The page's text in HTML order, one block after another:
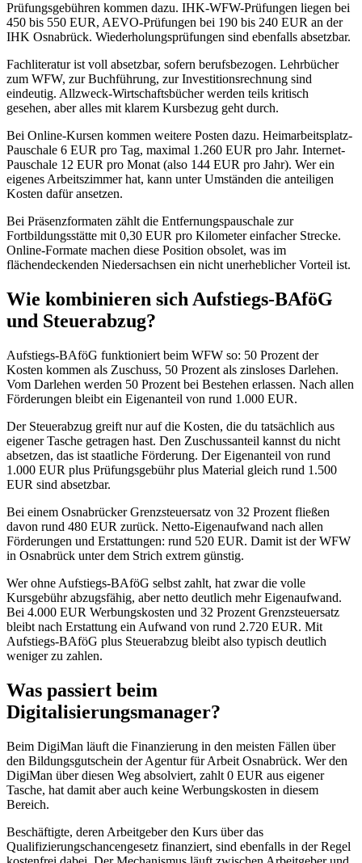
Prüfungsgebühren kommen dazu. IHK-WFW-Prüfungen liegen bei
450 bis 550 EUR, AEVO-Prüfungen bei 190 bis 240 EUR an der
IHK Osnabrück. Wiederholungsprüfungen sind ebenfalls absetzbar.
Fachliteratur ist voll absetzbar, sofern berufsbezogen. Lehrbücher
zum WFW, zur Buchführung, zur Investitionsrechnung sind
eindeutig. Allzweck-Wirtschaftsbücher werden teils kritisch
gesehen, aber alles mit klarem Kursbezug geht durch.
Bei Online-Kursen kommen weitere Posten dazu. Heimarbeitsplatz-
Pauschale 6 EUR pro Tag, maximal 1.260 EUR pro Jahr. Internet-
Pauschale 12 EUR pro Monat (also 144 EUR pro Jahr). Wer ein
eigenes Arbeitszimmer hat, kann unter Umständen die anteiligen
Kosten dafür ansetzen.
Bei Präsenzformaten zählt die Entfernungspauschale zur
Fortbildungsstätte mit 0,30 EUR pro Kilometer einfacher Strecke.
Online-Formate machen diese Position obsolet, was im
flächendeckenden Niedersachsen ein nicht unerheblicher Vorteil ist.
Wie kombinieren sich Aufstiegs-BAföG
und Steuerabzug?
Aufstiegs-BAföG funktioniert beim WFW so: 50 Prozent der
Kosten kommen als Zuschuss, 50 Prozent als zinsloses Darlehen.
Vom Darlehen werden 50 Prozent bei Bestehen erlassen. Nach allen
Förderungen bleibt ein Eigenanteil von rund 1.000 EUR.
Der Steuerabzug greift nur auf die Kosten, die du tatsächlich aus
eigener Tasche getragen hast. Den Zuschussanteil kannst du nicht
absetzen, das ist staatliche Förderung. Der Eigenanteil von rund
1.000 EUR plus Prüfungsgebühr plus Material gleich rund 1.500
EUR sind absetzbar.
Bei einem Osnabrücker Grenzsteuersatz von 32 Prozent fließen
davon rund 480 EUR zurück. Netto-Eigenaufwand nach allen
Förderungen und Erstattungen: rund 520 EUR. Damit ist der WFW
in Osnabrück unter dem Strich extrem günstig.
Wer ohne Aufstiegs-BAföG selbst zahlt, hat zwar die volle
Kursgebühr abzugsfähig, aber netto deutlich mehr Eigenaufwand.
Bei 4.000 EUR Werbungskosten und 32 Prozent Grenzsteuersatz
bleibt nach Erstattung ein Aufwand von rund 2.720 EUR. Mit
Aufstiegs-BAföG plus Steuerabzug bleibt also typisch deutlich
weniger zu zahlen.
Was passiert beim
Digitalisierungsmanager?
Beim DigiMan läuft die Finanzierung in den meisten Fällen über
den Bildungsgutschein der Agentur für Arbeit Osnabrück. Wer den
DigiMan über diesen Weg absolviert, zahlt 0 EUR aus eigener
Tasche, hat damit aber auch keine Werbungskosten in diesem
Bereich.
Beschäftigte, deren Arbeitgeber den Kurs über das
Qualifizierungschancengesetz finanziert, sind ebenfalls in der Regel